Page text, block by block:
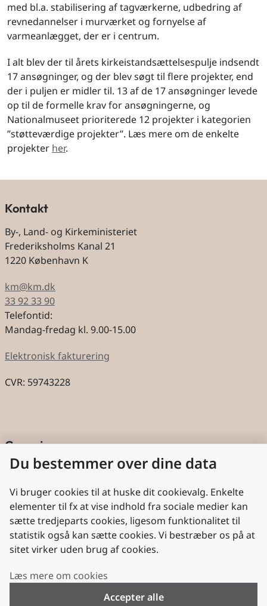
med bl.a. stabilisering af tagværkerne, udbedring af
revnedannelser i murværket og fornyelse af
varmeanlægget, der er i centrum.
I alt blev der til årets kirkeistandsættelsespulje indsendt
17 ansøgninger, og der blev søgt til flere projekter, end
der i puljen er midler til. 13 af de 17 ansøgninger levede
op til de formelle krav for ansøgningerne, og
Nationalmuseet prioriterede 12 projekter i kategorien
”støtteværdige projekter”. Læs mere om de enkelte
projekter her.
Kontakt
By-, Land- og Kirkeministeriet
Frederiksholms Kanal 21
1220 København K
km@km.dk
33 92 33 90
Telefontid:
Mandag-fredag kl. 9.00-15.00
Elektronisk fakturering
CVR: 59743228
Genveje
Cookies
Aktindsigt
Persondatabeskyttelse
Nyttige links
Plan- og Landdistriktsstyrelsen
Du bestemmer over dine data
Vi bruger cookies til at huske dit cookievalg. Enkelte
elementer til fx at vise indhold fra sociale medier kan
sætte tredjeparts cookies, ligesom funktionalitet til
statistik også kan sætte cookies. Vi bestræber os på at
sitet virker uden brug af cookies.
Læs mere om cookies
Accepter alle